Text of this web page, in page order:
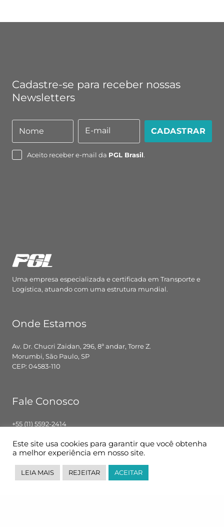
Cadastre-se para receber nossas
Newsletters
Nome
Nome
mail
E-mail CADASTRAR
Aceito receber e-mail da PGL Brasil.
Uma empresa especializada e certificada em Transporte e
Logística, atuando com uma estrutura mundial.
Onde Estamos
Av. Dr. Chucri Zaidan, 296, 8ª andar, Torre Z.
Morumbi, São Paulo, SP
CEP: 04583-110
Fale Conosco
+55 (11) 5592-2414
Segunda – Sexta: 8h00 – 18h00
Siga-nos
Este site usa cookies para garantir que você obtenha
a melhor experiência em nosso site.
LEIA MAIS REJEITAR ACEITAR